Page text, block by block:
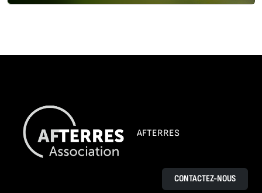
AFTERRES
CONTACTEZ-NOUS